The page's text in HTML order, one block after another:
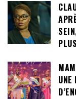
UNE